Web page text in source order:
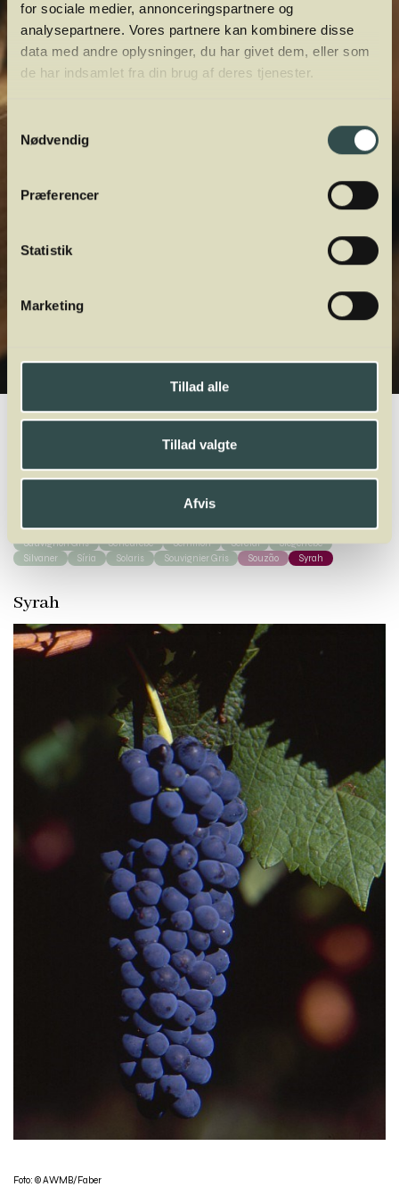
for sociale medier, annonceringspartnere og
analysepartnere. Vores partnere kan kombinere disse
data med andre oplysninger, du har givet dem, eller som
de har indsamlet fra din brug af deres tjenester.
Nødvendig
Præferencer
Statistik
Marketing
Tillad alle
Tillad valgte
Afvis
Winelab.dk Vinviden vinordbog Druesorter Syrah
A B C D E F G H I J K L M N O P Q R S T U V W X
Sagrantino Sangiovese Sankt Laurent Saperavi
Sauvignon Blanc
Sauvignon Gris
Scheurebe Sémillon Sercial
Siegerrebe
Silvaner
Síria Solaris Souvignier Gris Souzão Syrah
Syrah
Foto: © AWMB/Faber